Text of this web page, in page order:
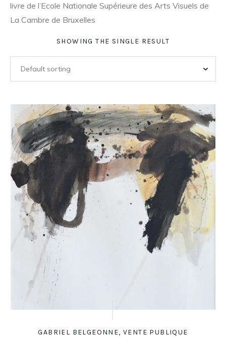
livre de l’Ecole Nationale Supérieure des Arts Visuels de
La Cambre de Bruxelles
SHOWING THE SINGLE RESULT
GABRIEL BELGEONNE, VENTE PUBLIQUE